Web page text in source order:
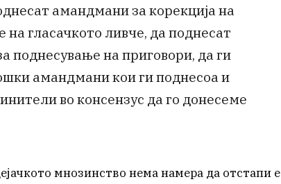
амандмани за корекција на
гласачкото ливче, да поднесат
поднесување на приговори, да ги
амандмани кои ги поднесоа и
во консензус да го донесеме
мнозинство нема намера да отстапи е